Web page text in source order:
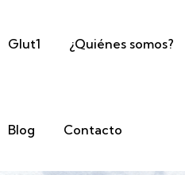
Glut1 ¿Quiénes somos?
Blog Contacto